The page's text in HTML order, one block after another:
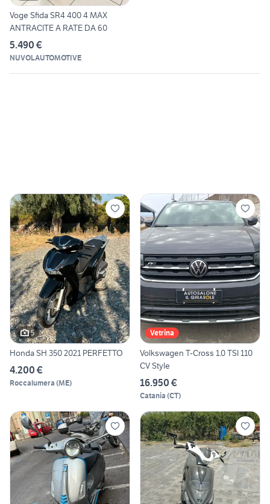
Voge Sfida SR4 400 4 MAX
ANTRACITE A RATE DA 60
5.490 €
NUVOLAUTOMOTIVE
5
Honda SH 350 2021 PERFETTO
4.200 €
Roccalumera (ME)
Vetrina
Volkswagen T-Cross 1.0 TSI 110
CV Style
16.950 €
Catania (CT)